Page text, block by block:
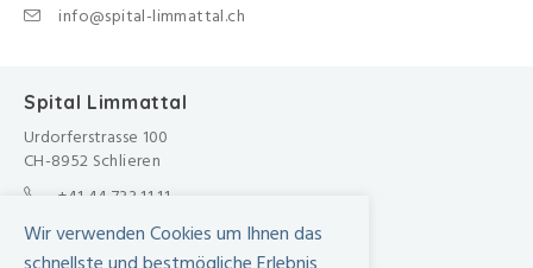
info@spital-limmattal.ch
Spital Limmattal
Urdorferstrasse 100
CH-8952 Schlieren
+41 44 733 11 11
Unsere Besuchszeiten
Wir verwenden Cookies um Ihnen das